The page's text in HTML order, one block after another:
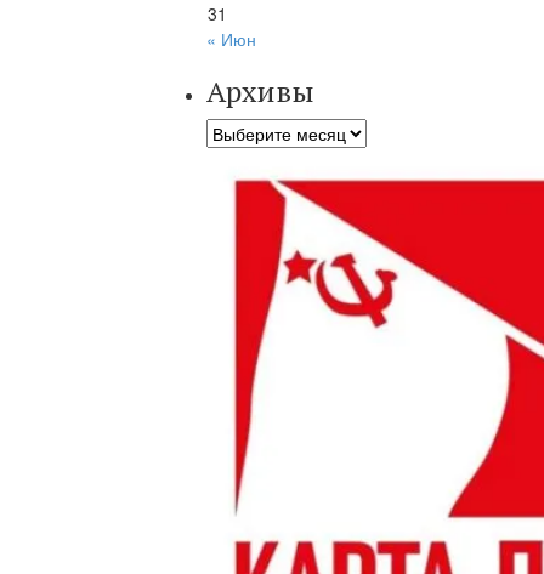
31
« Июн
Архивы
Архивы